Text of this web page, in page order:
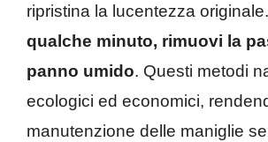
ripristina la lucentezza
qualche minuto, rimuovi la
panno umido. Questi metodi
ecologici ed economici,
manutenzione delle maniglie